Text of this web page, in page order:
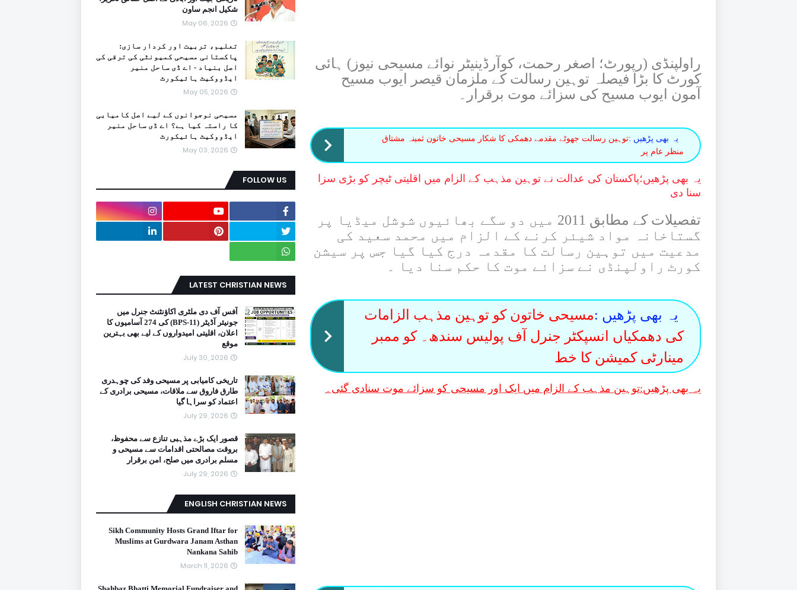
راولپنڈی (رپورٹ؛ اصغر رحمت، کوآرڈینیٹر نوائے مسیحی نیوز) ہائی
کورٹ کا بڑا فیصلہ توہین رسالت کے ملزمان قیصر ایوب مسیح
آمون ایوب مسیح کی سزائے موت برقرار۔
یہ بھی پڑھیں :توہین رسالت جھوٹے مقدمے دھمکی کا شکار مسیحی خاتون ثمینہ مشتاق
منظر عام پر
یہ بھی پڑھیں؛پاکستان کی عدالت نے توہین مذہب کے الزام میں اقلیتی ٹیچر کو بڑی سزا
سنا دی
تفصیلات کے مطابق 2011 میں دو سگے بھائیوں شوشل میڈیا پر
گستاخانہ مواد شیئر کرنے کے الزام میں محمد سعید کی
مدعیت میں توہین رسالت کا مقدمہ درج کیا گیا جس پر سیشن
کورٹ راولپنڈی نے سزائے موت کا حکم سنا دیا ۔
یہ بھی پڑھیں :مسیحی خاتون کو توہین مذہب الزامات
کی دھمکیاں انسپکٹر جنرل آف پولیس سندھ۔ کو ممبر
مینارٹی کمیشن کا خط
یہ بھی پڑھیں:توہین مذہب کے الزام میں ایک اور مسیحی کو سزائے موت سنادی گئی۔
شکیل انجم ساون
May 06, 2026
تعلیم، تربیت اور کردار سازی:
پاکستانی مسیحی کمیونٹی کی ترقی کی
اصل بنیاد - اے ڈی ساحل منیر
ایڈووکیٹ ہائیکورٹ
May 05, 2026
مسیحی نوجوانوں کے لیے اصل کامیابی
کا راستہ کیا ہے؟ اے ڈی ساحل منیر
ایڈووکیٹ ہائیکورٹ
May 03, 2026
FOLLOW US
LATEST CHRISTIAN NEWS
آفس آف دی ملٹری اکاؤنٹنٹ جنرل میں
جونیئر آڈیٹر (BPS-11) کی 274 آسامیوں کا
اعلان، اقلیتی امیدواروں کے لیے بھی بہترین
موقع
July 30, 2026
تاریخی کامیابی پر مسیحی وفد کی چوہدری
طارق فاروق سے ملاقات، مسیحی برادری کے
اعتماد کو سراہا گیا
July 29, 2026
قصور ایک بڑے مذہبی تنازع سے محفوظ،
بروقت مصالحتی اقدامات سے مسیحی و
مسلم برادری میں صلح، امن برقرار
July 29, 2026
ENGLISH CHRISTIAN NEWS
Sikh Community Hosts Grand Iftar for
Muslims at Gurdwara Janam Asthan
Nankana Sahib
March 11, 2026